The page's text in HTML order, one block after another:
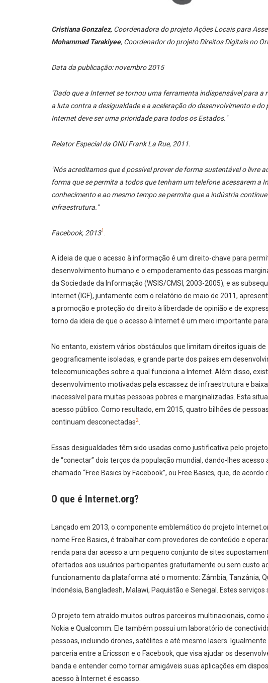
Cristiana Gonzalez, Coordenadora do projeto Ações Locais para
Mohammad Tarakiyee, Coordenador do projeto Direitos Digitais no
Data da publicação: novembro 2015
"Dado que a Internet se tornou uma ferramenta indispensável para
a luta contra a desigualdade e a aceleração do desenvolvimento e
Internet deve ser uma prioridade para todos os Estados."
Relator Especial da ONU Frank La Rue, 2011.
"Nós acreditamos que é possível prover de forma sustentável o livre
forma que se permita a todos que tenham um telefone acessarem a
conhecimento e ao mesmo tempo se permita que a indústria
infraestrutura."
Facebook, 20131
A ideia de que o acesso à informação é um direito-chave para
desenvolvimento humano e o empoderamento das pessoas
da Sociedade da Informação (WSIS/CMSI, 2003-2005), e as
Internet (IGF), juntamente com o relatório de maio de 2011,
a promoção e proteção do direito à liberdade de opinião e de
torno da ideia de que o acesso à Internet é um meio importante
No entanto, existem vários obstáculos que limitam direitos iguais
geograficamente isoladas, e grande parte dos países em
telecomunicações sobre a qual funciona a Internet. Além disso,
desenvolvimento motivadas pela escassez de infraestrutura e
inacessível para muitas pessoas pobres e marginalizadas. Esta
acesso público. Como resultado, em 2015, quatro bilhões de
continuam desconectadas2.
Essas desigualdades têm sido usadas como justificativa pelo
de “conectar” dois terços da população mundial, dando-lhes
chamado “Free Basics by Facebook”, ou Free Basics, que, de
O que é Internet.org?
Lançado em 2013, o componente emblemático do projeto
nome Free Basics, é trabalhar com provedores de conteúdo e
renda para dar acesso a um pequeno conjunto de sites
ofertados aos usuários participantes gratuitamente ou sem custo
funcionamento da plataforma até o momento: Zâmbia, Tanzânia,
Indonésia, Bangladesh, Malawi, Paquistão e Senegal. Estes
O projeto tem atraído muitos outros parceiros multinacionais, como
Nokia e Qualcomm. Ele também possui um laboratório de
pessoas, incluindo drones, satélites e até mesmo lasers.
parceria entre a Ericsson e o Facebook, que visa ajudar os
banda e entender como tornar amigáveis suas aplicações em
acesso à Internet é escasso.